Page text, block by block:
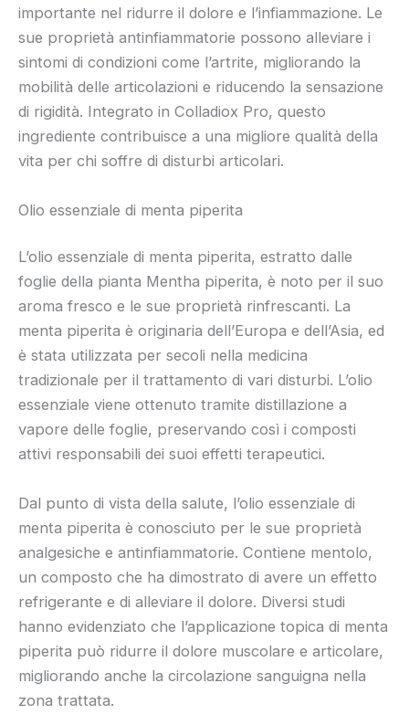
importante nel ridurre il dolore e l’infiammazione. Le
sue proprietà antinfiammatorie possono alleviare i
sintomi di condizioni come l’artrite, migliorando la
mobilità delle articolazioni e riducendo la sensazione
di rigidità. Integrato in Colladiox Pro, questo
ingrediente contribuisce a una migliore qualità della
vita per chi soffre di disturbi articolari.
Olio essenziale di menta piperita
L’olio essenziale di menta piperita, estratto dalle
foglie della pianta Mentha piperita, è noto per il suo
aroma fresco e le sue proprietà rinfrescanti. La
menta piperita è originaria dell’Europa e dell’Asia, ed
è stata utilizzata per secoli nella medicina
tradizionale per il trattamento di vari disturbi. L’olio
essenziale viene ottenuto tramite distillazione a
vapore delle foglie, preservando così i composti
attivi responsabili dei suoi effetti terapeutici.
Dal punto di vista della salute, l’olio essenziale di
menta piperita è conosciuto per le sue proprietà
analgesiche e antinfiammatorie. Contiene mentolo,
un composto che ha dimostrato di avere un effetto
refrigerante e di alleviare il dolore. Diversi studi
hanno evidenziato che l’applicazione topica di menta
piperita può ridurre il dolore muscolare e articolare,
migliorando anche la circolazione sanguigna nella
zona trattata.